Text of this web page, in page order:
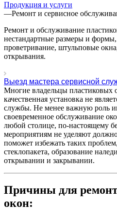
Продукция и услуги
—Ремонт и сервисное
Ремонт и обслуживание
нестандартные размеры и
проветривание, штульповые
открывания.
Выезд мастера сервисной
Многие владельцы пластиковых
качественная установка не
службы. Не менее важную роль
своевременное обслуживание
любой столице, по-настоящему
мероприятиям не уделяют
поможет избежать таких
стеклопакета, образование
открывании и закрывании.
Причины для
окон: